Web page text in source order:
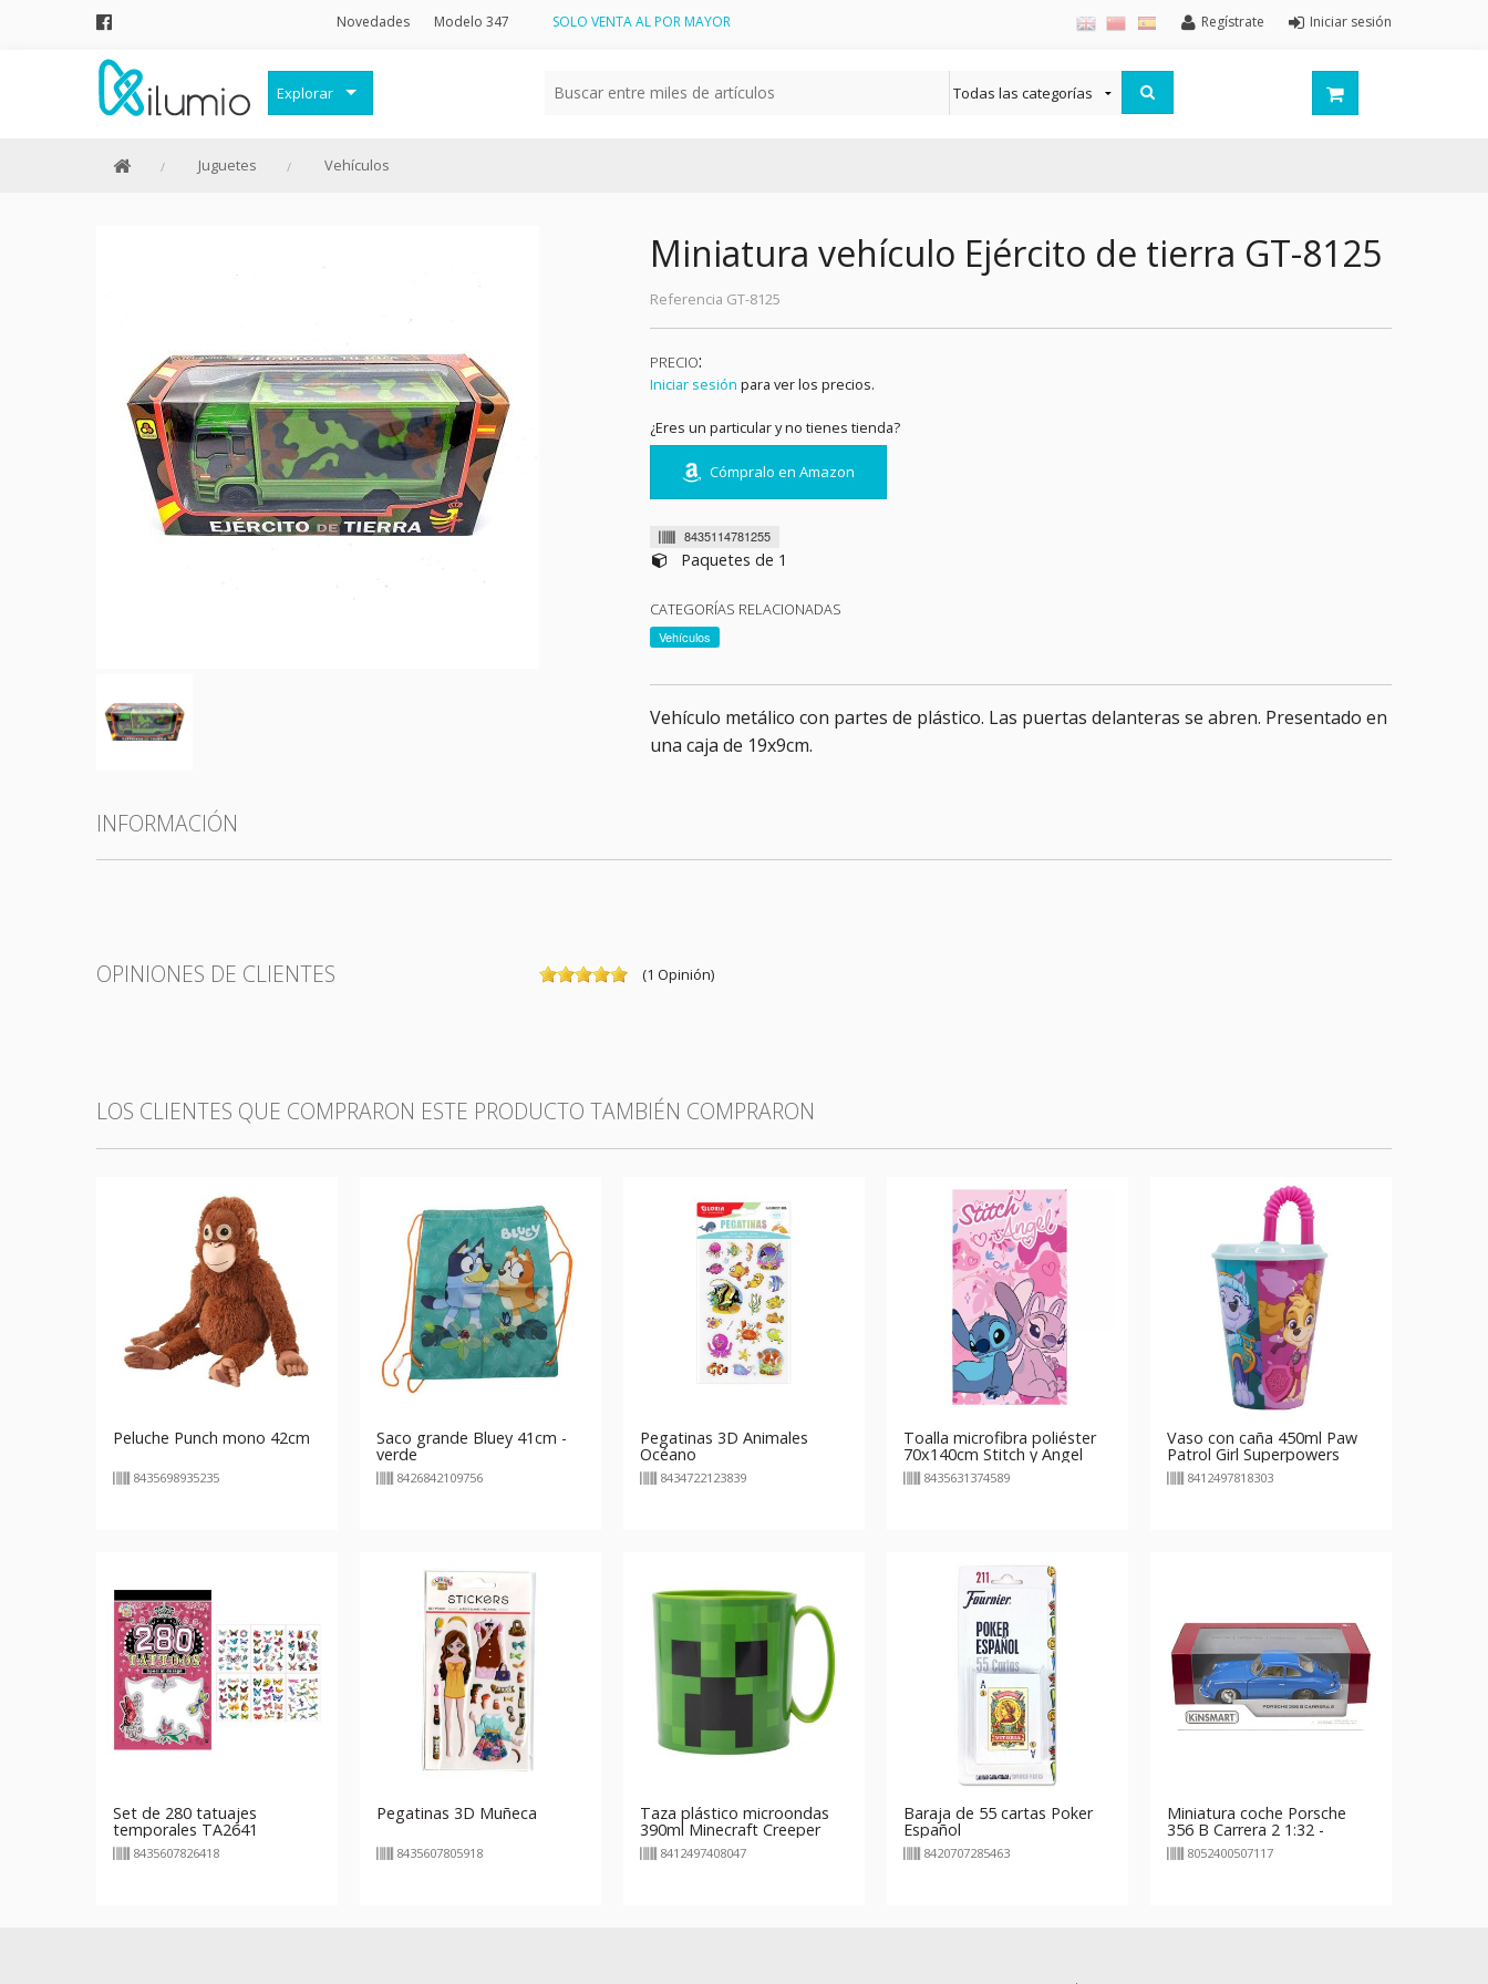
Novedades Modelo 347 SOLO VENTA AL POR MAYOR Iniciar sesión
Regístrate
Explorar
Frases Originales
Invierno
Verano
Outlet
Personajes y marcas
Todas las categorías
Juguetes Vehículos
Miniatura vehículo Ejército de tierra GT-8125
Referencia GT-8125
PRECIO:
Iniciar sesión para ver los precios.
¿Eres un particular y no tienes tienda?
Cómpralo en Amazon
8435114781255
Paquetes de 1
CATEGORÍAS RELACIONADAS
Vehículos
Vehículo metálico con partes de plástico. Las puertas delanteras se abren. Presentado en
una caja de 19x9cm.
INFORMACIÓN
OPINIONES DE CLIENTES (1 Opinión)
LOS CLIENTES QUE COMPRARON ESTE PRODUCTO TAMBIÉN COMPRARON
Peluche Punch mono 42cm
8435698935235
Saco grande Bluey 41cm -
verde
8426842109756
Pegatinas 3D Animales
Océano
8434722123839
Toalla microfibra poliéster
70x140cm Stitch y Angel
8435631374589
Vaso con caña 450ml Paw
Patrol Girl Superpowers
Patrulla Canina
8412497818303
Set de 280 tatuajes
temporales TA2641
8435607826418
Pegatinas 3D Muñeca
8435607805918
Taza plástico microondas
390ml Minecraft Creeper
Green8412497408047
Baraja de 55 cartas Poker
Español
8420707285463
Miniatura coche Porsche
356 B Carrera 2 1:32 -
modelos aleatorios
8052400507117